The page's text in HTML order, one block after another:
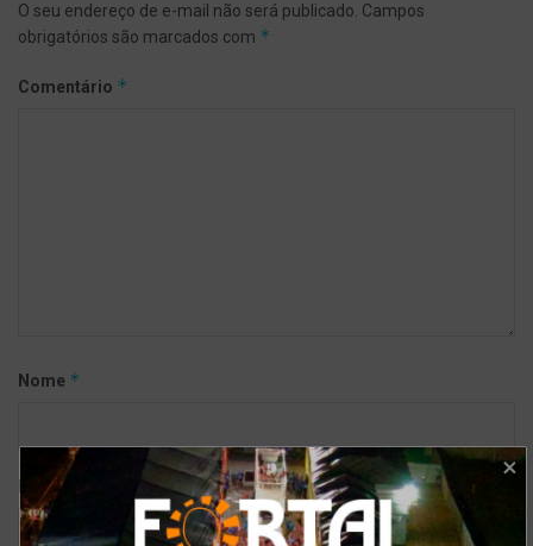
O seu endereço de e-mail não será publicado. Campos
obrigatórios são marcados com *
Comentário *
Nome *
E-mail